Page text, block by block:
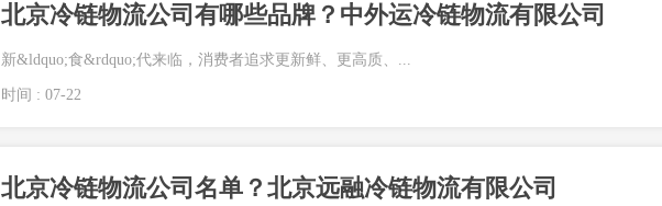
北京冷链物流公司有哪些品牌？中外运冷链物流有限公司
新&ldquo;食&rdquo;代来临，消费者追求更新鲜、更高质、...
时间 : 07-22
北京冷链物流公司名单？北京远融冷链物流有限公司